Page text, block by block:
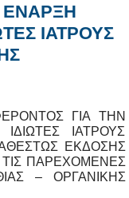
ΕΝΑΡΞΗ
ΙΑΤΡΟΥΣ
ΓΙΑ ΤΗΝ
ΙΑΤΡΟΥΣ
ΕΚΔΟΣΗΣ
ΤΙΣ ΠΑΡΕΧΟΜΕΝΕΣ
– ΟΡΓΑΝΙΚΗΣ